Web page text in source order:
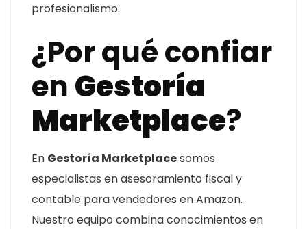
profesionalismo.
¿Por qué confiar
en Gestoría
Marketplace?
En Gestoría Marketplacesomos
especialistas en asesoramiento fiscal y
contable para vendedores en Amazon.
Nuestro equipo combina conocimientos en